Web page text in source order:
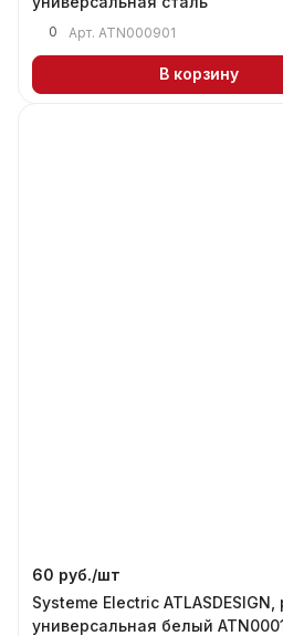
0 Арт. ATN000901
В корзину
60 руб./шт
Systeme Electric
универсальная белый